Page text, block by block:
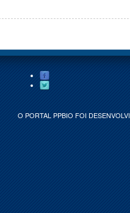
O PORTAL PPBIO FOI